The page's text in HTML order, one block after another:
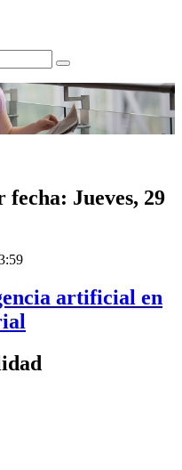
Jueves, 29
artificial en